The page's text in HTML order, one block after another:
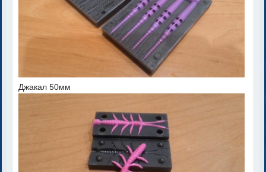
Джакал 50мм